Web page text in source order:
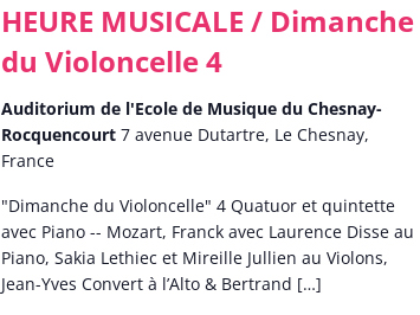
HEURE MUSICALE / Dimanche
du Violoncelle 4
Auditorium de l'Ecole de Musique du Chesnay-
Rocquencourt7 avenue Dutartre, Le Chesnay,
France
"Dimanche du Violoncelle" 4 Quatuor et quintette
avec Piano -- Mozart, Franck avec Laurence Disse au
Piano, Sakia Lethiec et Mireille Jullien au Violons,
Jean-Yves Convert à l’Alto & Bertrand […]